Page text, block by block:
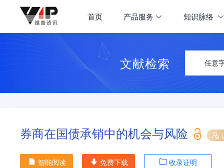
首页 产品服务 知识脉络
文献检索 任意
券商在国债承销中的机会与风险
智能阅读 免费下载 收录证明